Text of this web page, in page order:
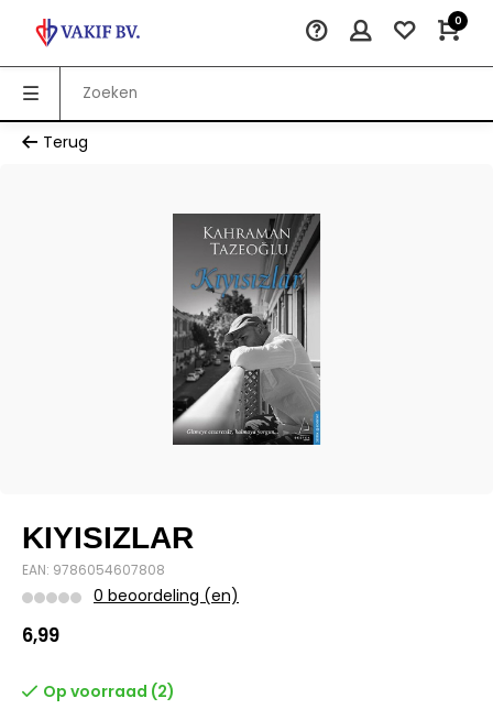
0
Terug
KIYISIZLAR
EAN: 9786054607808
0 beoordeling (en)
6,99
Op voorraad (2)